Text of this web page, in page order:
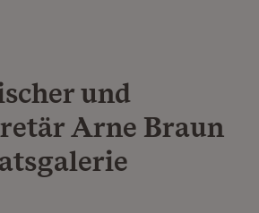
und
Arne Braun